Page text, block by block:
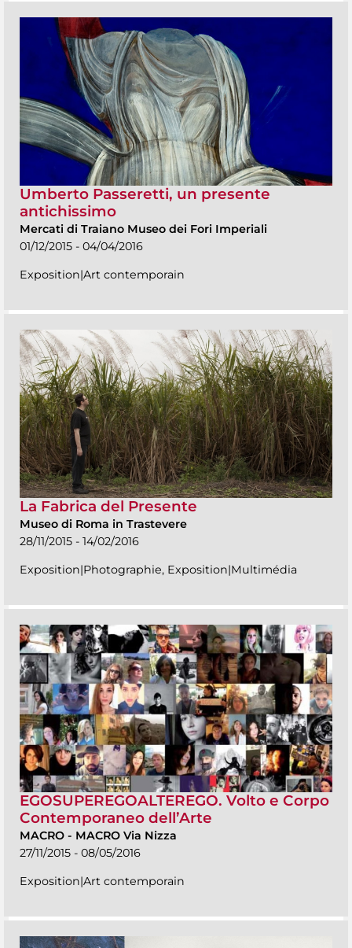
Umberto Passeretti, un presente
antichissimo
Mercati di Traiano Museo dei Fori Imperiali
01/12/2015 - 04/04/2016
Exposition|Art contemporain
La Fabrica del Presente
Museo di Roma in Trastevere
28/11/2015 - 14/02/2016
Exposition|Photographie, Exposition|Multimédia
EGOSUPEREGOALTEREGO. Volto e Corpo
Contemporaneo dell’Arte
MACRO - MACRO Via Nizza
27/11/2015 - 08/05/2016
Exposition|Art contemporain